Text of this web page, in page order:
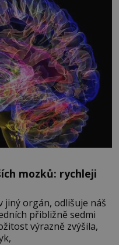
mozků: rychleji
jiný orgán, odlišuje náš
přibližně sedmi
výrazně zvýšila,